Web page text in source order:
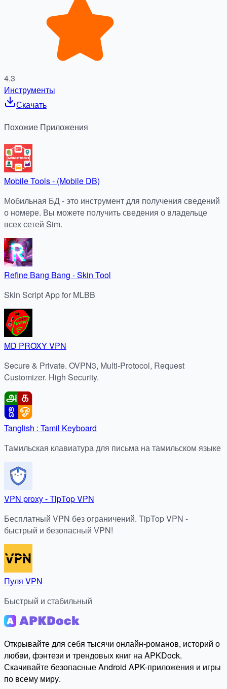
4.3
Инструменты
Скачать
Похожие Приложения
Mobile Tools - (Mobile DB)
Мобильная БД - это инструмент для получения сведений
о номере. Вы можете получить сведения о владельце
всех сетей Sim.
Refine Bang Bang - Skin Tool
Skin Script App for MLBB
MD PROXY VPN
Secure & Private. OVPN3, Multi-Protocol, Request
Customizer. High Security.
Tanglish : Tamil Keyboard
Тамильская клавиатура для письма на тамильском языке
VPN proxy - TipTop VPN
Бесплатный VPN без ограничений. TipTop VPN -
быстрый и безопасный VPN!
Пуля VPN
Быстрый и стабильный
Открывайте для себя тысячи онлайн-романов, историй о
любви, фэнтези и трендовых книг на APKDock.
Скачивайте безопасные Android APK-приложения и игры
по всему миру.